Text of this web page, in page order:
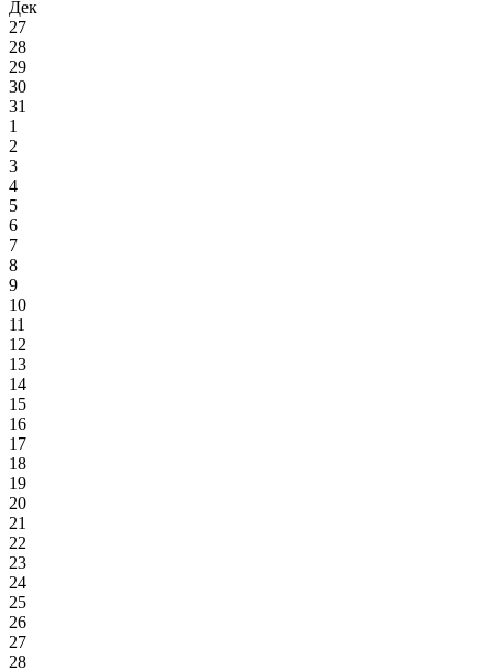
Дек
27
28
29
30
31
1
2
3
4
5
6
7
8
9
10
11
12
13
14
15
16
17
18
19
20
21
22
23
24
25
26
27
28